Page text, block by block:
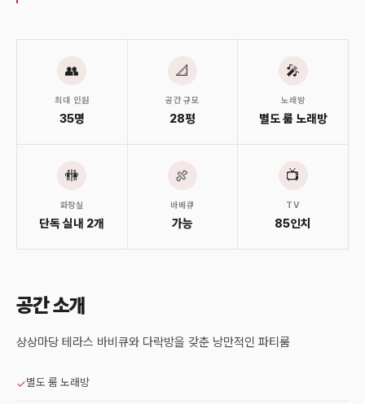
👥
최대 인원
35명
📐
공간 규모
28평
🎤
노래방
별도 룸 노래방
🚻
화장실
단독 실내 2개
🍖
바베큐
가능
📺
TV
85인치
공간 소개
상상마당 테라스 바비큐와 다락방을 갖춘 낭만적인 파티룸
✓별도 룸 노래방